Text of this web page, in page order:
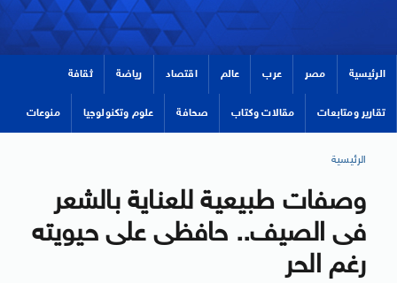
الرئيسية مصر عرب عالم اقتصاد رياضة ثقافة
تقارير ومتابعات مقالات وكتاب صحافة علوم وتكنولوجيا منوعات
الرئيسية
وصفات طبيعية للعناية بالشعر
فى الصيف.. حافظى على حيويته
رغم الحر